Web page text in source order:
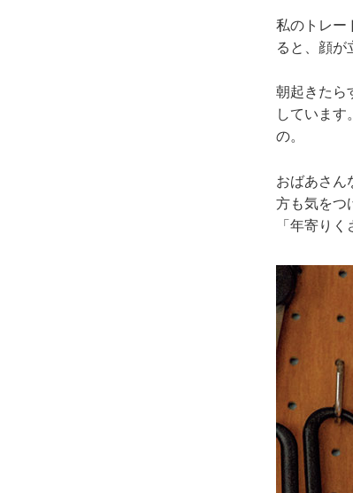
私のトレー
ると、顔が
朝起きたら
しています
の。
おばあさん
方も気をつ
「年寄り